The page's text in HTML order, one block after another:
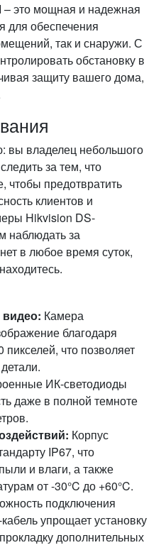
это мощная и надежная
для обеспечения
так и снаружи. С
обстановку в
защиту вашего дома,
вы владелец небольшого
за тем, что
чтобы предотвратить
клиентов и
Hikvision DS-
наблюдать за
в любое время суток,
Камера
благодаря
что позволяет
ИК-светодиоды
даже в полной темноте
Корпус
IP67, что
и влаги, а также
от -30°C до +60°C.
подключения
упрощает установку
дополнительных